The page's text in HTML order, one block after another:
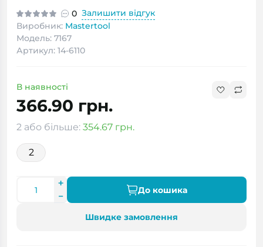
0 Залишити відгук
Виробник: Mastertool
Модель: 7167
Артикул: 14-6110
В наявності
366.90 грн.
2 або більше: 354.67 грн.
2
До кошика
Швидке замовлення